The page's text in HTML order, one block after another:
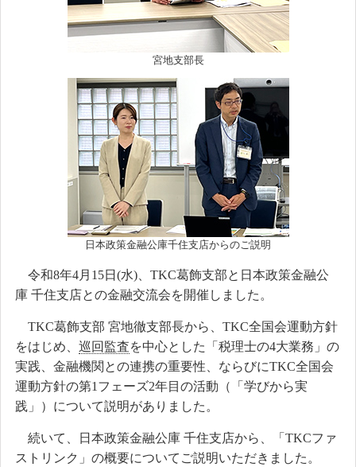
宮地支部長
日本政策金融公庫千住支店からのご説明
令和8年4月15日(水)、TKC葛飾支部と日本政策金融公
庫 千住支店との金融交流会を開催しました。
TKC葛飾支部 宮地徹支部長から、TKC全国会運動方針
をはじめ、 巡回監査を中心とした「税理士の4大業務」の
実践、金融機関との連携の重要性、ならびにTKC全国会
運動方針の第1フェーズ2年目の活動（「学びから実
践」）について説明がありました。
続いて、日本政策金融公庫 千住支店から、「TKCファ
ストリンク」の概要についてご説明いただきました。